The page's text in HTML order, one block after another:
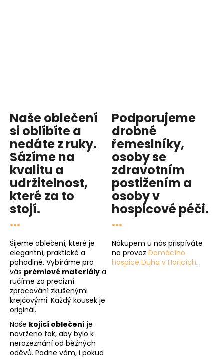
Naše oblečení
si oblíbíte a
nedáte z ruky.
Sázíme na
kvalitu a
udržitelnost,
které za to
stojí.
...
Šijeme oblečení, které je
elegantní, praktické a
pohodlné. Vybíráme pro
vás prémiové materiály a
ručíme za precizní
zpracování zkušenými
krejčovými. Každý kousek je
originál.
Naše kojicí oblečení je
navrženo tak, aby bylo k
nerozeznání od běžných
oděvů. Padne vám, i pokud
Podporujeme
drobné
řemeslníky,
osoby se
zdravotním
postižením a
osoby v
hospicové péči.
...
Nákupem u nás přispíváte
na provoz Domácího
hospice Duha v Hořicích.